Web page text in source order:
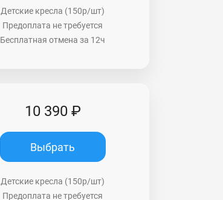
Детские кресла (150р/шт)
Предоплата не требуется
Бесплатная отмена за 12ч
10 390 ₽
Выбрать
Детские кресла (150р/шт)
Предоплата не требуется